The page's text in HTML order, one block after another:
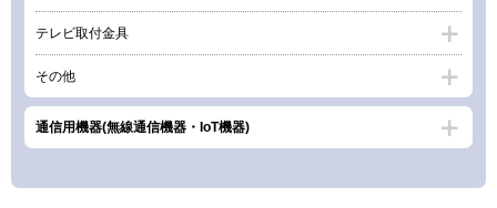
テレビ取付金具
その他
通信用機器(無線通信機器・IoT機器)